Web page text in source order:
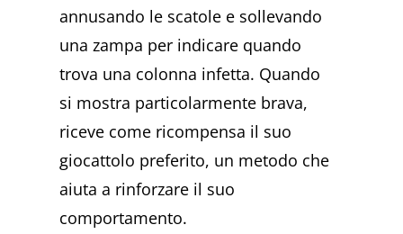
annusando le scatole e sollevando
una zampa per indicare quando
trova una colonna infetta. Quando
si mostra particolarmente brava,
riceve come ricompensa il suo
giocattolo preferito, un metodo che
aiuta a rinforzare il suo
comportamento.